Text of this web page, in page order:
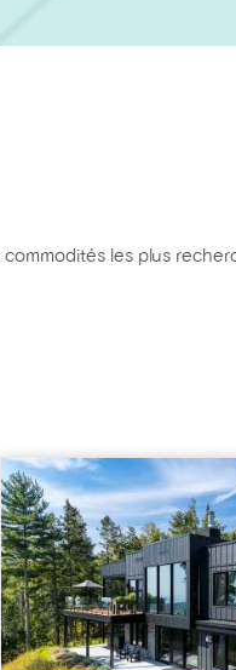
les plus